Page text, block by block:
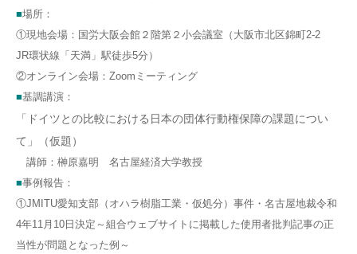
■場所：
①現地会場：国労大阪会館２階第２小会議室（大阪市北区錦町2-2
JR環状線「天満」駅徒歩5分）
②オンライン会場：Zoomミーティング
■基調講演：
「ドイツとの比較における日本の団体行動権保障の課題につい
て」（仮題）
講師：榊原嘉明 名古屋経済大学教授
■事例報告：
①JMITU愛知支部（オハラ樹脂工業・仮処分）事件・名古屋地裁令和
4年11月10日決定～組合ウェブサイトに掲載した使用者批判記事の正
当性が問題となった例～